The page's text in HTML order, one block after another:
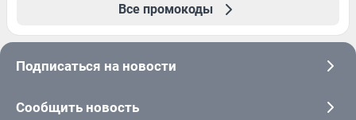
Все промокоды
Подписаться на новости
Сообщить новость